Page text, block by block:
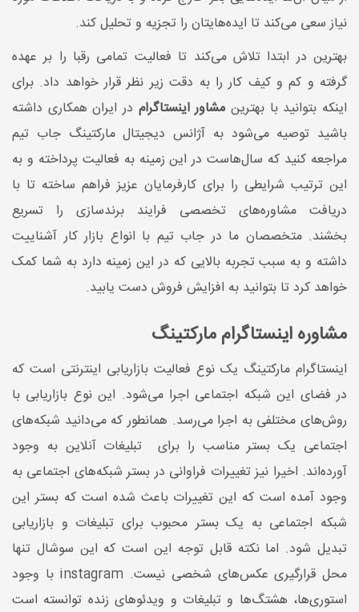
نیاز سعی می‌کند تا ایده‌هایتان را تجزیه و تحلیل کند.
بهترین در ابتدا تلاش می‌کند تا فعالیت تمامی رقبا را بر عهده
گرفته و کم و کیف کار را به دقت زیر نظر قرار خواهد داد. برای
اینکه بتوانید با بهترین مشاور اینستاگرام در ایران همکاری داشته
باشید توصیه می‌شود به آژانس دیجیتال مارکتینگ جاب تیم
مراجعه کنید که سال‌هاست در این زمینه به فعالیت پرداخته و به
این ترتیب شرایطی را برای کارفرمایان عزیز فراهم ساخته تا با
دریافت مشاوره‌های تخصصی فرایند برندسازی را تسریع
بخشند. متخصصان ما در جاب تیم با انواع بازار کار آشناییت
داشته و به سبب تجربه بالایی که در این زمینه دارد به شما کمک
خواهد کرد تا بتوانید به افزایش فروش دست یابید.
مشاوره اینستاگرام مارکتینگ
اینستاگرام مارکتینگ یک نوع فعالیت بازاریابی اینترنتی است که
در فضای این شبکه اجتماعی اجرا می‌شود. این نوع بازاریابی با
روش‌های مختلفی به اجرا می‌رسد. همانطور که می‌دانید شبکه‌های
اجتماعی یک بستر مناسب را برای تبلیغات آنلاین به وجود
آورده‌اند. اخیرا نیز تغییرات فراوانی در بستر شبکه‌های اجتماعی به
وجود آمده است که این تغییرات باعث شده است که بستر این
شبکه اجتماعی به یک بستر محبوب برای تبلیغات و بازاریابی
تبدیل شود. اما نکته‌ قابل توجه این است که این سوشال تنها
محل قرارگیری عکس‌های شخصی نیست. instagram با وجود
استوری‌ها، هشتگ‌ها و تبلیغات و ویدئوهای زنده توانسته است